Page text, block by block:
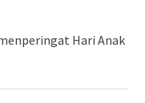
Hari Anak